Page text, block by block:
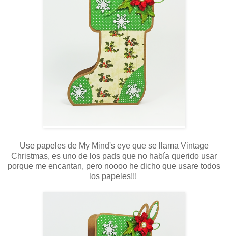
Use papeles de My Mind's eye que se llama Vintage
Christmas, es uno de los pads que no había querido usar
porque me encantan, pero noooo he dicho que usare todos
los papeles!!!